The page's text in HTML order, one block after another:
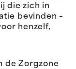
die zich in
bevinden –
henzelf,
de Zorgzone